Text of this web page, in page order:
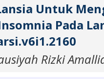
Untuk
Pada
Rizki